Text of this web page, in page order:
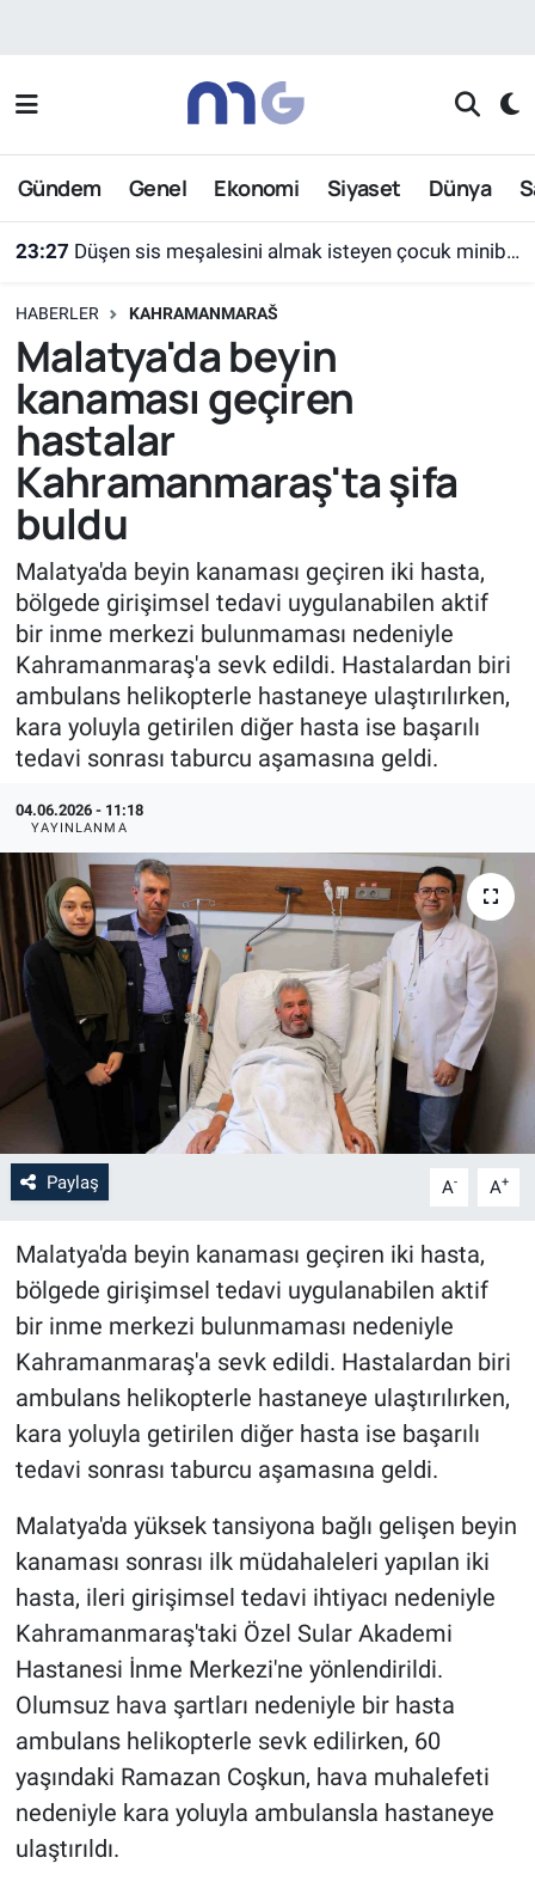
Gündem Genel Ekonomi Siyaset Dünya
23:27 Düşen sis meşalesini almak isteyen çocuk minibüsün altında kaldı
HABERLER KAHRAMANMARAŠ
Malatya'da beyin
kanaması geçiren
hastalar
Kahramanmaraş'ta şifa
buldu
Malatya'da beyin kanaması geçiren iki hasta,
bölgede girişimsel tedavi uygulanabilen aktif
bir inme merkezi bulunmaması nedeniyle
Kahramanmaraş'a sevk edildi. Hastalardan biri
ambulans helikopterle hastaneye ulaştırılırken,
kara yoluyla getirilen diğer hasta ise başarılı
tedavi sonrası taburcu aşamasına geldi.
04.06.2026 - 11:18
YAYINLANMA
Paylaş A- A+
Malatya'da beyin kanaması geçiren iki hasta,
bölgede girişimsel tedavi uygulanabilen aktif
bir inme merkezi bulunmaması nedeniyle
Kahramanmaraş'a sevk edildi. Hastalardan biri
ambulans helikopterle hastaneye ulaştırılırken,
kara yoluyla getirilen diğer hasta ise başarılı
tedavi sonrası taburcu aşamasına geldi.
Malatya'da yüksek tansiyona bağlı gelişen beyin
kanaması sonrası ilk müdahaleleri yapılan iki
hasta, ileri girişimsel tedavi ihtiyacı nedeniyle
Kahramanmaraş'taki Özel Sular Akademi
Hastanesi İnme Merkezi'ne yönlendirildi.
Olumsuz hava şartları nedeniyle bir hasta
ambulans helikopterle sevk edilirken, 60
yaşındaki Ramazan Coşkun, hava muhalefeti
nedeniyle kara yoluyla ambulansla hastaneye
ulaştırıldı.
Nöbetçi Eczaneler
Hava Durumu
Süper Lig Puan Durumu ve Fikstür
Tüm Manşetler
Son Dakika Haberleri
Haber Arşivi